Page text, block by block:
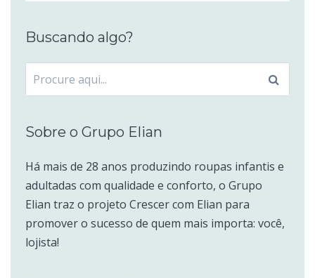
Buscando algo?
Procurar
por:
Sobre o Grupo Elian
Há mais de 28 anos produzindo roupas infantis e
adultadas com qualidade e conforto, o Grupo
Elian traz o projeto Crescer com Elian para
promover o sucesso de quem mais importa: você,
lojista!